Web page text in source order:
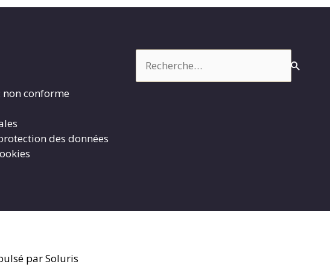
non conforme
des données
par Soluris